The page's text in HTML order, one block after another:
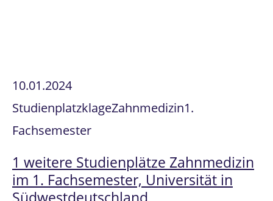
10.01.2024
StudienplatzklageZahnmedizin1.
Fachsemester
1 weitere Studienplätze Zahnmedizin
im 1. Fachsemester, Universität in